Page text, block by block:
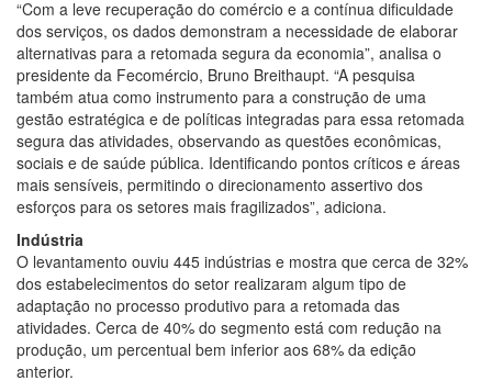
“Com a leve recuperação do comércio e a contínua dificuldade
dos serviços, os dados demonstram a necessidade de elaborar
alternativas para a retomada segura da economia”, analisa o
presidente da Fecomércio, Bruno Breithaupt. “A pesquisa
também atua como instrumento para a construção de uma
gestão estratégica e de políticas integradas para essa retomada
segura das atividades, observando as questões econômicas,
sociais e de saúde pública. Identificando pontos críticos e áreas
mais sensíveis, permitindo o direcionamento assertivo dos
esforços para os setores mais fragilizados”, adiciona.
Indústria
O levantamento ouviu 445 indústrias e mostra que cerca de 32%
dos estabelecimentos do setor realizaram algum tipo de
adaptação no processo produtivo para a retomada das
atividades. Cerca de 40% do segmento está com redução na
produção, um percentual bem inferior aos 68% da edição
anterior.